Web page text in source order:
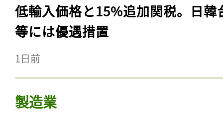
低輸入価格と15%追加関税。日韓
等には優遇措置
1日前
製造業